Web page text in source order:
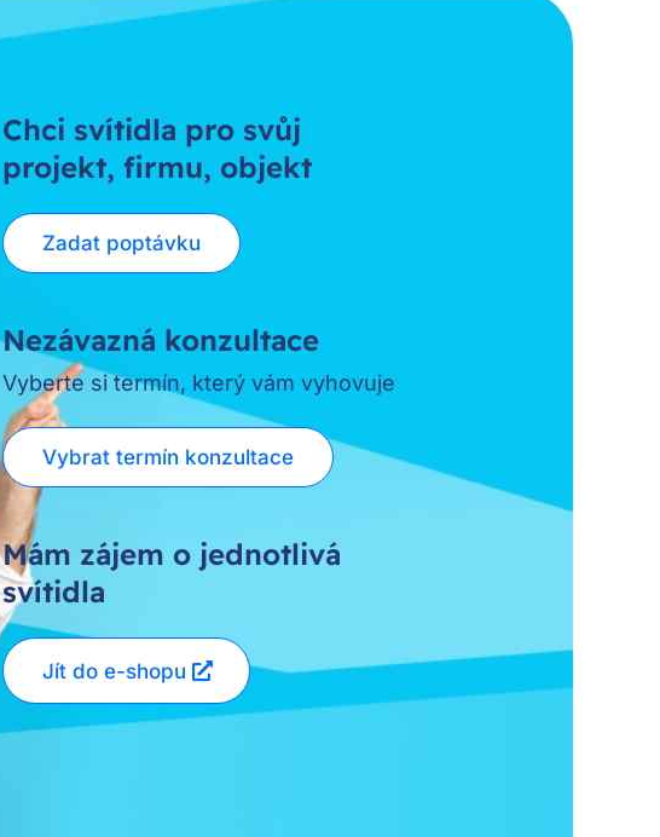
Chci svítidla pro svůj
projekt, firmu, objekt
Zadat poptávku
Nezávazná konzultace
Vyberte si termín, který vám vyhovuje
Vybrat termín konzultace
Mám zájem o jednotlivá
svítidla
Jít do e-shopu